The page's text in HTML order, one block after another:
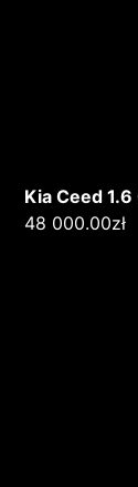
Kia Ceed 1.6
48 000.00zł